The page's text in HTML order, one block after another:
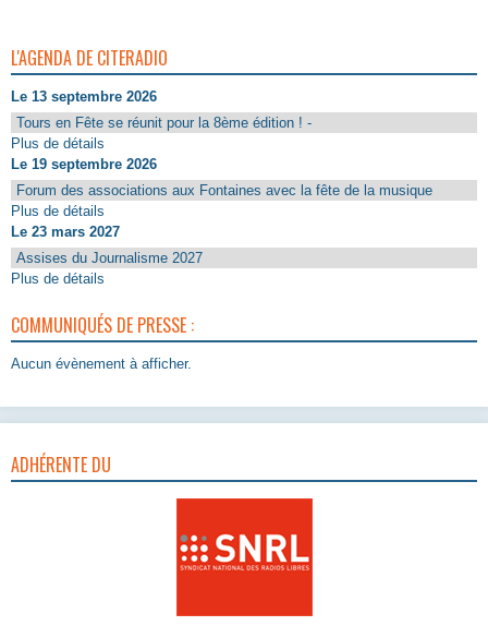
L'AGENDA DE CITERADIO
Le 13 septembre 2026
Tours en Fête se réunit pour la 8ème édition ! -
Plus de détails
Le 19 septembre 2026
Forum des associations aux Fontaines avec la fête de la musique
Plus de détails
Le 23 mars 2027
Assises du Journalisme 2027
Plus de détails
COMMUNIQUÉS DE PRESSE :
Aucun évènement à afficher.
ADHÉRENTE DU